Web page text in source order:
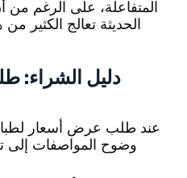
دليل الشراء:
عند طلب عرض أسعار
وضوح المواصفات إلى